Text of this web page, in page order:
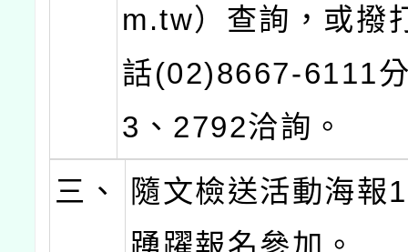
m.tw）查詢，或撥
話(02)8667-6111
3、2792洽詢。
三、
隨文檢送活動海報
踴躍報名參加。